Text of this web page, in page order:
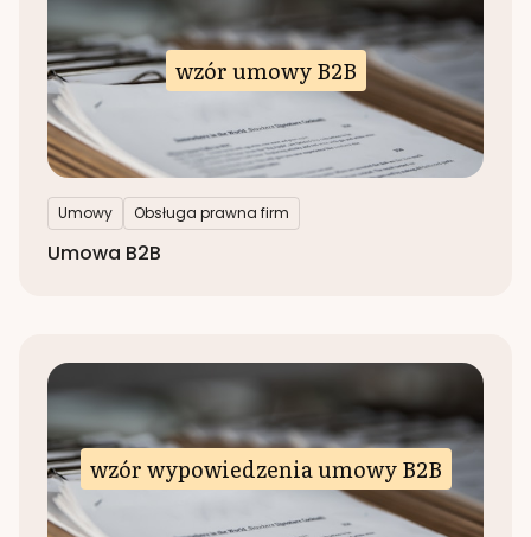
wzór umowy B2B
Umowy Obsługa prawna firm
Umowa B2B
wzór wypowiedzenia umowy B2B